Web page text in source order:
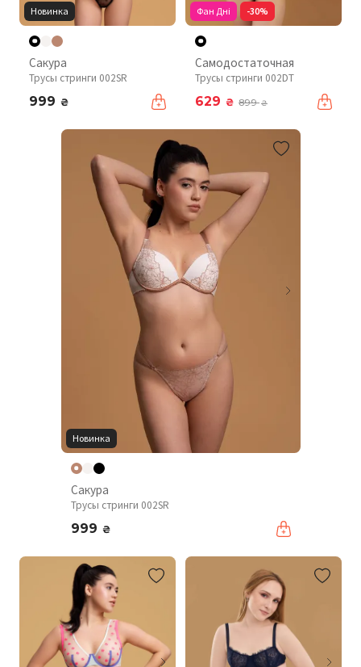
Новинка
Сакура
Трусы стринги 002SR
999 ₴
Фан Дні -30%
Самодостаточная
Трусы стринги 002DT
629 ₴ 899₴
Новинка
Сакура
Трусы стринги 002SR
999 ₴